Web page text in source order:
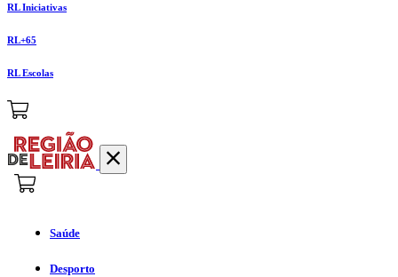
RL Iniciativas
RL+65
RL Escolas
Saúde
Desporto